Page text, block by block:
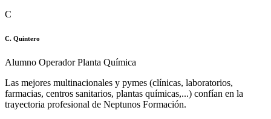
C
C. Quintero
Alumno Operador Planta Química
Las mejores multinacionales y pymes (clínicas, laboratorios,
farmacias, centros sanitarios, plantas químicas,...) confían en la
trayectoria profesional de Neptunos Formación.